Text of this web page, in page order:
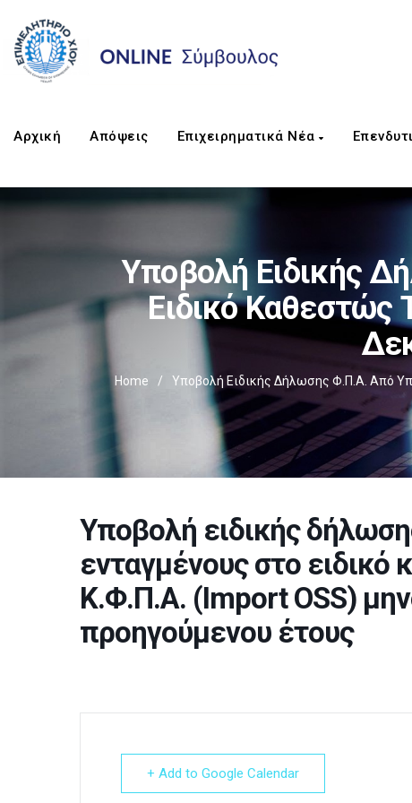
Αρχική Απόψεις Επιχειρηματικά Νέα
Υποβολή Ειδικής
Ειδικό
Home /
Υποβολή Ειδικής Δήλωσης Φ.Π.Α. Από
Υποβολή ειδικής
ενταγμένους στο
Κ.Φ.Π.Α. (Import OSS)
προηγούμενου έτους
+ Add to Google Calendar